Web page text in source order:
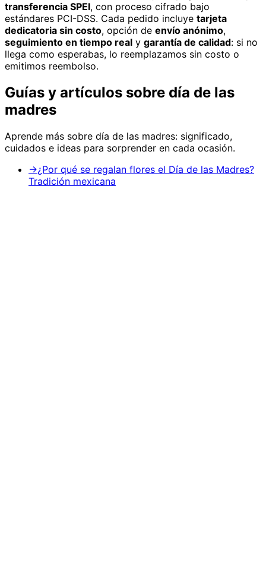
transferencia SPEI, con proceso cifrado bajo
estándares PCI-DSS. Cada pedido incluye tarjeta
dedicatoria sin costo, opción de envío anónimo,
seguimiento en tiempo real y garantía de calidad: si no
llega como esperabas, lo reemplazamos sin costo o
emitimos reembolso.
Guías y artículos sobre día de las
madres
Aprende más sobre día de las madres: significado,
cuidados e ideas para sorprender en cada ocasión.
→¿Por qué se regalan flores el Día de las Madres?
Tradición mexicana